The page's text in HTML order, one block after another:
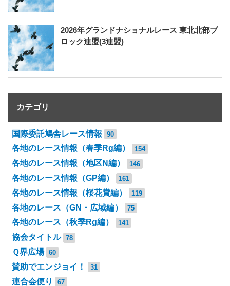
2026年グランドナショナルレース 東北北部ブ
ロック連盟(3連盟)
カテゴリ
国際委託鳩舎レース情報 90
各地のレース情報（春季Rg編） 154
各地のレース情報（地区N編） 146
各地のレース情報（GP編） 161
各地のレース情報（桜花賞編） 119
各地のレース（GN・広域編） 75
各地のレース（秋季Rg編） 141
協会タイトル 78
Ｑ界広場 60
賛助でエンジョイ！ 31
連合会便り 67